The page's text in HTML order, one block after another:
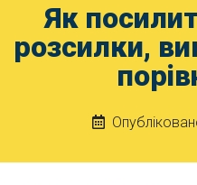
Як
розсилки,